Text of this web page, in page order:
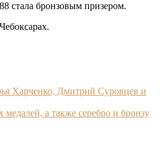
стала бронзовым призером.
Харченко, Дмитрий Суровцев и
а также серебро и бронзу